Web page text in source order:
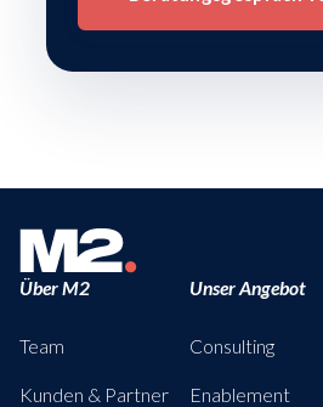
Über M2
Team
Kunden & Partner
Unser Angebot
Consulting
Enablement